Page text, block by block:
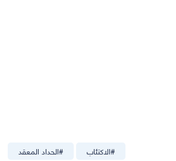
#الحداد المعقد #الاكتئاب